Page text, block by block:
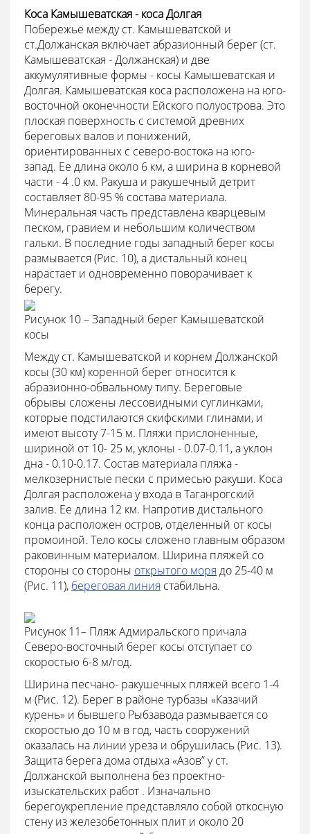
Коса Камышеватская - коса Долгая
Побережье между ст. Камышеватской и
ст.Должанская включает абразионный берег (ст.
Камышеватская - Должанская) и две
аккумулятивные формы - косы Камышеватская и
Долгая. Камышеватская коса расположена на юго-
восточной оконечности Ейского полуострова. Это
плоская поверхность с системой древних
береговых валов и понижений,
ориентированных с северо-востока на юго-
запад. Ее длина около 6 км, а ширина в корневой
части - 4 .0 км. Ракуша и ракушечный детрит
составляет 80-95 % состава материала.
Минеральная часть представлена кварцевым
песком, гравием и небольшим количеством
гальки. В последние годы западный берег косы
размывается (Рис. 10), а дистальный конец
нарастает и одновременно поворачивает к
берегу.
Рисунок 10 – Западный берег Камышеватской
косы
Между ст. Камышеватской и корнем Должанской
косы (30 км) коренной берег относится к
абразионно-обвальному типу. Береговые
обрывы сложены лессовидными суглинками,
которые подстилаются скифскими глинами, и
имеют высоту 7-15 м. Пляжи прислоненные,
шириной от 10- 25 м, уклоны - 0.07-0.11, а уклон
дна - 0.10-0.17. Состав материала пляжа -
мелкозернистые пески с примесью ракуши. Коса
Долгая расположена у входа в Таганрогский
залив. Ее длина 12 км. Напротив дистального
конца расположен остров, отделенный от косы
промоиной. Тело косы сложено главным образом
раковинным материалом. Ширина пляжей со
стороны со стороны открытого моря до 25-40 м
(Рис. 11), береговая линия стабильна.
Рисунок 11– Пляж Адмиральского причала
Северо-восточный берег косы отступает со
скоростью 6-8 м/год.
Ширина песчано- ракушечных пляжей всего 1-4
м (Рис. 12). Берег в районе турбазы «Казачий
курень» и бывшего Рыбзавода размывается со
скоростью до 10 м в год, часть сооружений
оказалась на линии уреза и обрушилась (Рис. 13).
Защита берега дома отдыха «Азов” у ст.
Должанской выполнена без проектно-
изыскательских работ . Изначально
берегоукрепление представляло собой откосную
стену из железобетонных плит и около 20